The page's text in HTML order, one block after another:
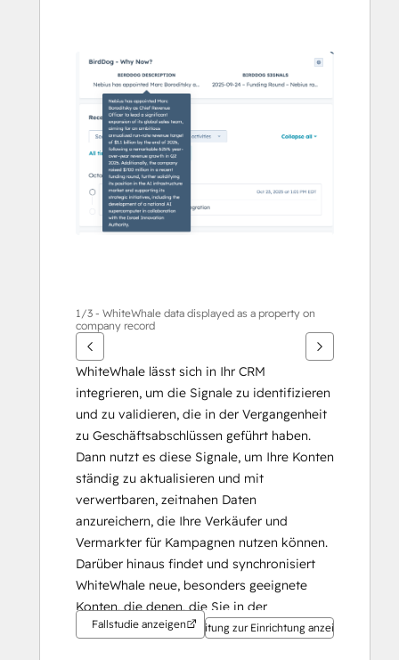
Pfeiltasten,
andere
Elemente
anzuzeigen
1/3 - WhiteWhale data displayed as a property on
company record
WhiteWhale lässt sich in Ihr CRM
integrieren, um die Signale zu identifizieren
und zu validieren, die in der Vergangenheit
zu Geschäftsabschlüssen geführt haben.
Dann nutzt es diese Signale, um Ihre Konten
ständig zu aktualisieren und mit
verwertbaren, zeitnahen Daten
anzureichern, die Ihre Verkäufer und
Vermarkter für Kampagnen nutzen können.
Darüber hinaus findet und synchronisiert
WhiteWhale neue, besonders geeignete
Konten, die denen, die Sie in der
Vergangenheit gewonnen haben, sehr
Fallstudie anzeigenAnleitung zur Einrichtung anzeigen